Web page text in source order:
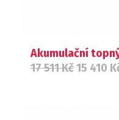
Akumulační
17 511Kč 15 410